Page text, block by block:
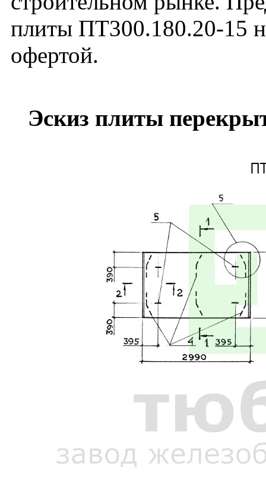
плиты ПТ300.180.20-15
офертой.
Эскиз плиты